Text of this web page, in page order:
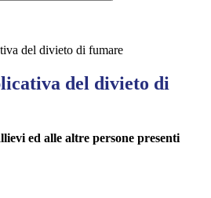
del divieto di fumare
del divieto di
ed alle altre persone presenti